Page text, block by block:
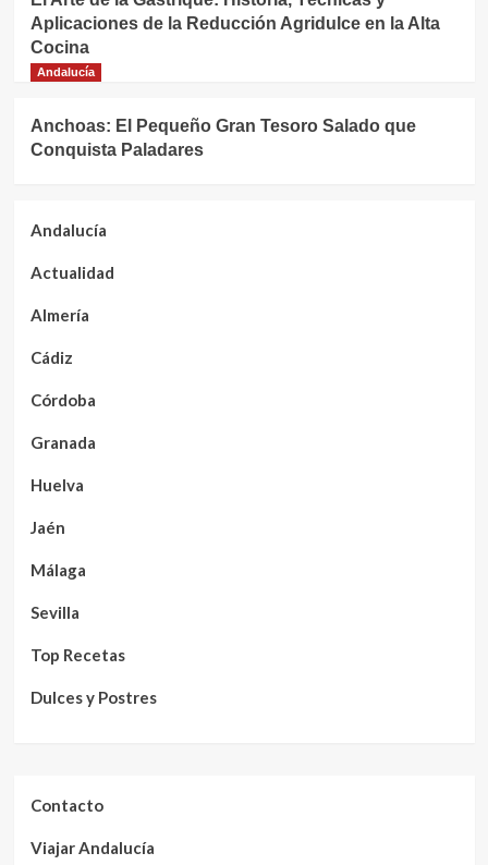
Aplicaciones de la Reducción Agridulce en la Alta
Cocina
Andalucía
Anchoas: El Pequeño Gran Tesoro Salado que
Conquista Paladares
Andalucía
Actualidad
Almería
Cádiz
Córdoba
Granada
Huelva
Jaén
Málaga
Sevilla
Top Recetas
Dulces y Postres
Contacto
Viajar Andalucía